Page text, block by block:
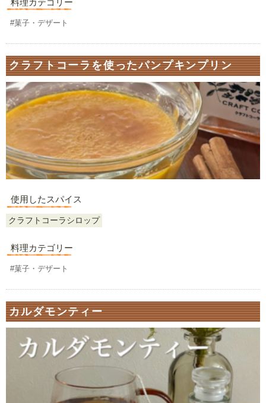
#菓子・デザート
クラフトコーラを使ったパンプキンプリン
使用したスパイス
クラフトコーラシロップ
料理カテゴリー
#菓子・デザート
カルダモンティー